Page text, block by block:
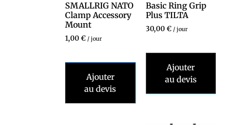
SMALLRIG NATO
Clamp Accessory
Mount
1,00€ / jour
Ajouter
au devis
Basic Ring Grip
Plus TILTA
30,00€ / jour
Ajouter
au devis